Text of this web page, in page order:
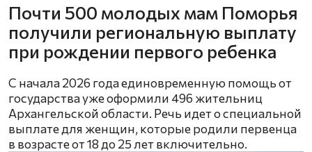
Почти 500 молодых мам Поморья
получили региональную выплату
при рождении первого ребенка
С начала 2026 года единовременную помощь от
государства уже оформили 496 жительниц
Архангельской области. Речь идет о специальной
выплате для женщин, которые родили первенца
в возрасте от 18 до 25 лет включительно.